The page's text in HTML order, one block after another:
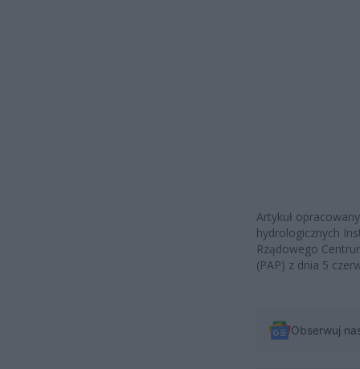
Artykuł
hydrologicznych
Rządowego
(PAP) z dnia 5
Obserwuj